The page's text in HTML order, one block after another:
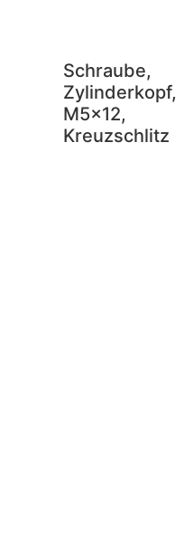
Schraube,
Zylinderkopf,
M5x12,
Kreuzschlitz